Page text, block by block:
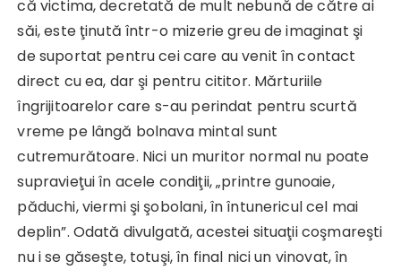
că victima, decretată de mult nebună de către ai
săi, este ţinută într-o mizerie greu de imaginat şi
de suportat pentru cei care au venit în contact
direct cu ea, dar şi pentru cititor. Mărturiile
îngrijitoarelor care s-au perindat pentru scurtă
vreme pe lângă bolnava mintal sunt
cutremurătoare. Nici un muritor normal nu poate
supravieţui în acele condiţii, „printre gunoaie,
păduchi, viermi şi şobolani, în întunericul cel mai
deplin”. Odată divulgată, acestei situaţii coşmareşti
nu i se găseşte, totuşi, în final nici un vinovat, în